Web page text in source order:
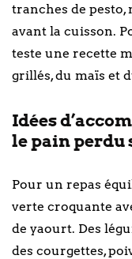
tranches de pesto,
avant la cuisson.
teste une recette
grillés, du maïs et
Idées
le pain perdu
Pour un repas
verte croquante
de yaourt. Des
des courgettes,